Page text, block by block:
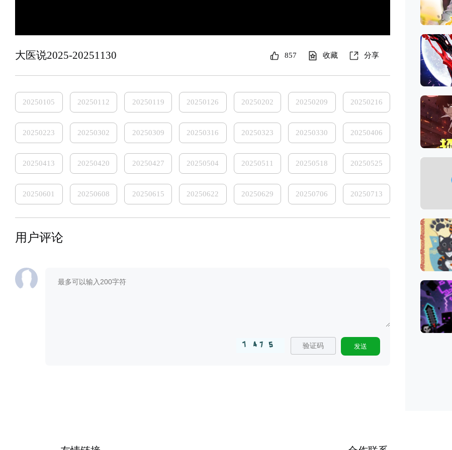
857 收藏 分享
大医说2025-20251130
20250105 20250112 20250119 20250126 20250202 20250209 20250216
20250223 20250302 20250309 20250316 20250323 20250330 20250406
20250413 20250420 20250427 20250504 20250511 20250518 20250525
20250601 20250608 20250615 20250622 20250629 20250706 20250713
20251102 20251109
用户评论
发送